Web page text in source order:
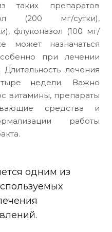
таких препаратов
(200 мг/сутки),
флуконазол (100 мг/
может назначаться
при лечении
лечения
недели. Важно
витамины, препараты
средства и
работы
одним из